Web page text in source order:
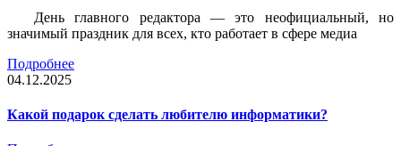
День главного редактора — это неофициальный, но
значимый праздник для всех, кто работает в сфере медиа
Подробнее
04.12.2025
Какой подарок сделать любителю информатики?